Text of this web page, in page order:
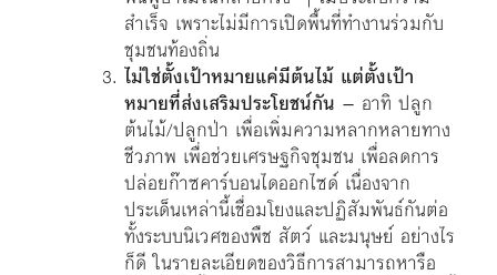
สำเร็จ เพราะไม่มีการเปิดพื้นที่ทำงานร่วมกับ
ชุมชนท้องถิ่น
ไม่ใช่ตั้งเป้าหมายแค่มีต้นไม้ แต่ตั้งเป้า
หมายที่ส่งเสริมประโยชน์กัน – อาทิ ปลูก
ต้นไม้/ปลูกป่า เพื่อเพิ่มความหลากหลายทาง
ชีวภาพ เพื่อช่วยเศรษฐกิจชุมชน เพื่อลดการ
ปล่อยก๊าซคาร์บอนไดออกไซด์ เนื่องจาก
ประเด็นเหล่านี้เชื่อมโยงและปฏิสัมพันธ์กันต่อ
ทั้งระบบนิเวศของพืช สัตว์ และมนุษย์ อย่างไร
ก็ดี ในรายละเอียดของวิธีการสามารถหารือ